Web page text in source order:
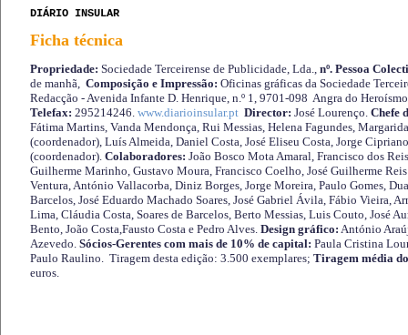
DIÁRIO INSULAR
Ficha técnica
Propriedade: Sociedade Terceirense de Publicidade, Lda., nº. Pessoa
de manhã, Composição e Impressão: Oficinas gráficas da Sociedade
Redacção - Avenida Infante D. Henrique, n.º 1, 9701-098 Angra do
Telefax: 295214246. www.diarioinsular.pt Director: José Lourenço. Chefe
Fátima Martins, Vanda Mendonça, Rui Messias, Helena Fagundes,
(coordenador), Luís Almeida, Daniel Costa, José Eliseu Costa, Jorge
(coordenador). Colaboradores: João Bosco Mota Amaral, Francisco dos
Guilherme Marinho, Gustavo Moura, Francisco Coelho, José Guilherme
Ventura, António Vallacorba, Diniz Borges, Jorge Moreira, Paulo Gomes,
Barcelos, José Eduardo Machado Soares, José Gabriel Ávila, Fábio Vieira,
Lima, Cláudia Costa, Soares de Barcelos, Berto Messias, Luis Couto, José
Bento, João Costa,Fausto Costa e Pedro Alves. Design gráfico: António
Azevedo. Sócios-Gerentes com mais de 10% de capital: Paula Cristina
Paulo Raulino. Tiragem desta edição: 3.500 exemplares; Tiragem média
euros.